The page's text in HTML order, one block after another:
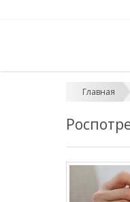
Главная